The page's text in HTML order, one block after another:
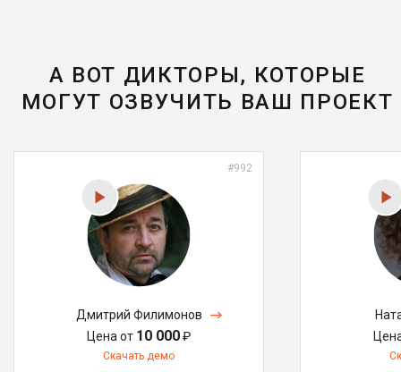
А ВОТ ДИКТОРЫ, КОТОРЫЕ
МОГУТ ОЗВУЧИТЬ ВАШ ПРОЕКТ
#992
Дмитрий Филимонов
Цена от 10 000₽
Скачать демо